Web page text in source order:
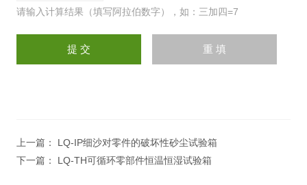
请输入计算结果（填写阿拉伯数字），如：三加四=7
上一篇： LQ-IP细沙对零件的破坏性砂尘试验箱
下一篇： LQ-TH可循环零部件恒温恒湿试验箱